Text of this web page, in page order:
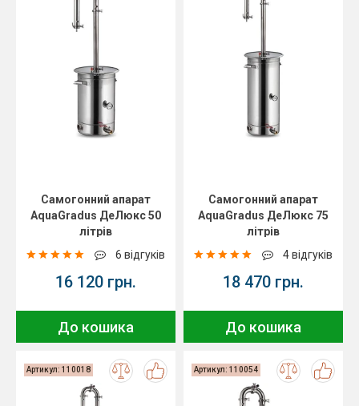
Самогонний апарат
AquaGradus ДеЛюкс 50
літрів
6 відгуків
16 120 грн.
До кошика
Самогонний апарат
AquaGradus ДеЛюкс 75
літрів
4 відгуків
18 470 грн.
До кошика
Артикул: 110018 Артикул: 110054